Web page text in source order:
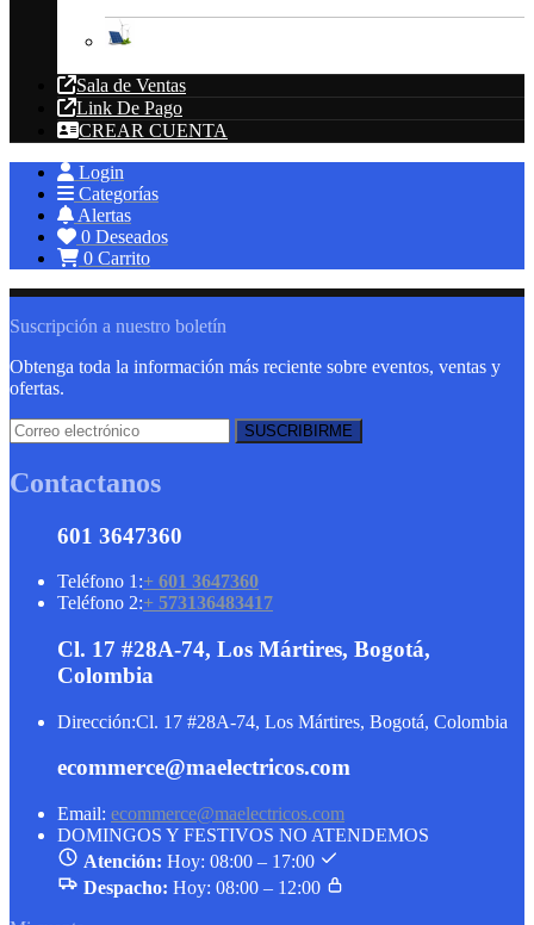
Sala de Ventas
Link De Pago
CREAR CUENTA
Login
Categorías
Alertas
0 Deseados
0 Carrito
Suscripción a nuestro boletín
Obtenga toda la información más reciente sobre eventos, ventas y
ofertas.
Contactanos
601 3647360
Teléfono 1:+ 601 3647360
Teléfono 2:+ 573136483417
Cl. 17 #28A-74, Los Mártires, Bogotá,
Colombia
Dirección:Cl. 17 #28A-74, Los Mártires, Bogotá, Colombia
ecommerce@maelectricos.com
Email: ecommerce@maelectricos.com
DOMINGOS Y FESTIVOS NO ATENDEMOS
Atención: Hoy: 08:00 – 17:00
Despacho: Hoy: 08:00 – 12:00